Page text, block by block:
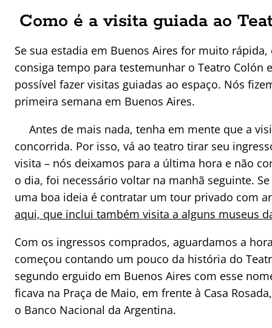
Como é a visita guiada ao
Se sua estadia em Buenos Aires for muito
consiga tempo para testemunhar o Teatro Colón
possível fazer visitas guiadas ao espaço. Nós
primeira semana em Buenos Aires.
Antes de mais nada, tenha em mente que a
concorrida. Por isso, vá ao teatro tirar seu
visita – nós deixamos para a última hora e não
o dia, foi necessário voltar na manhã seguinte.
uma boa ideia é contratar um tour privado com
aqui, que inclui também visita a alguns museus
Com os ingressos comprados, aguardamos a
começou contando um pouco da história do
segundo erguido em Buenos Aires com esse
ficava na Praça de Maio, em frente à Casa
o Banco Nacional da Argentina.